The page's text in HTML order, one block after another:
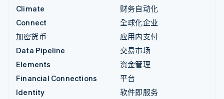
Climate
Connect
加密货币
Data Pipeline
Elements
Financial Connections
Identity
财务自动化
全球化企业
应用内支付
交易市场
资金管理
平台
软件即服务